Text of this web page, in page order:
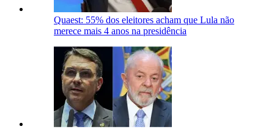
Quaest: 55% dos eleitores acham que Lula não
merece mais 4 anos na presidência